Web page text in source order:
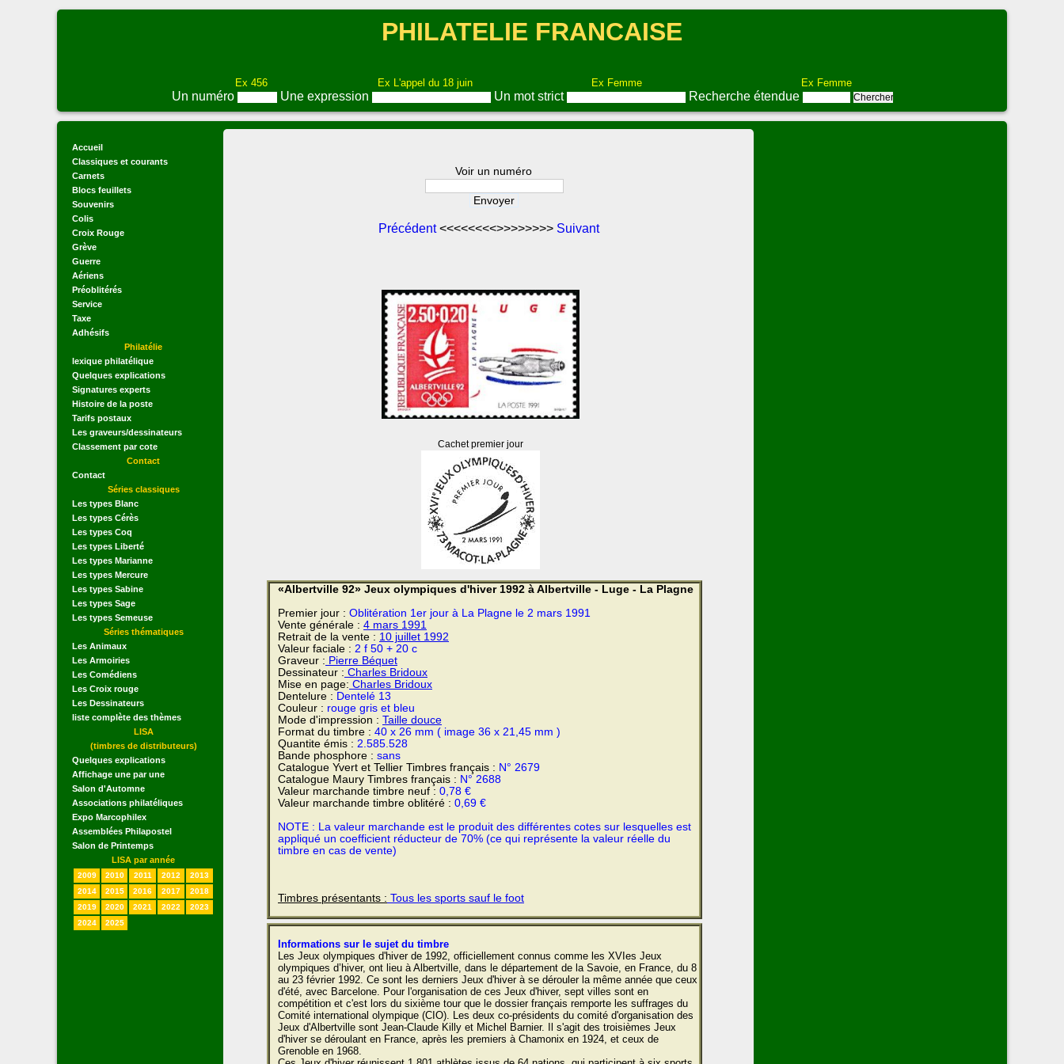
PHILATELIE FRANCAISE
Ex 456 Ex L'appel du 18 juin Ex Femme Ex Femme
Un numéro Une expression Un mot strict Recherche étendue
Accueil
Classiques et courants
Carnets
Blocs feuillets
Souvenirs
Colis
Croix Rouge
Grève
Guerre
Aériens
Préoblitérés
Service
Taxe
Adhésifs
Philatélie
lexique philatélique
Quelques explications
Signatures experts
Histoire de la poste
Tarifs postaux
Les graveurs/dessinateurs
Classement par cote
Contact
Contact
Séries classiques
Les types Blanc
Les types Cérès
Les types Coq
Les types Liberté
Les types Marianne
Les types Mercure
Les types Sabine
Les types Sage
Les types Semeuse
Séries thématiques
Les Animaux
Les Armoiries
Les Comédiens
Les Croix rouge
Les Dessinateurs
liste complète des thèmes
LISA
(timbres de distributeurs)
Quelques explications
Affichage une par une
Salon d'Automne
Associations philatéliques
Expo Marcophilex
Assemblées Philapostel
Salon de Printemps
LISA par année
2009 2010 2011 2012
2013
2014
2015 2016 2017
2018
2019
2020 2021 2022
2023
2024
2025
Voir un numéro
Précédent<<<<<<<<>>>>>>>> Suivant
Cachet premier jour
«Albertville 92» Jeux olympiques d'hiver 1992 à Albertville - Luge - La Plagne
Premier jour : Oblitération 1er jour à La Plagne le 2 mars 1991
Vente générale : 4 mars 1991
Retrait de la vente : 10 juillet 1992
Valeur faciale : 2 f 50 + 20 c
Graveur : Pierre Béquet
Dessinateur : Charles Bridoux
Mise en page: Charles Bridoux
Dentelure : Dentelé 13
Couleur : rouge gris et bleu
Mode d'impression : Taille douce
Format du timbre : 40 x 26 mm ( image 36 x 21,45 mm )
Quantite émis : 2.585.528
Bande phosphore : sans
Catalogue Yvert et Tellier Timbres français : N° 2679
Catalogue Maury Timbres français : N° 2688
Valeur marchande timbre neuf : 0,78 €
Valeur marchande timbre oblitéré : 0,69 €
NOTE : La valeur marchande est le produit des différentes cotes sur lesquelles est
appliqué un coefficient réducteur de 70% (ce qui représente la valeur réelle du
timbre en cas de vente)
Timbres présentants : Tous les sports sauf le foot
Informations sur le sujet du timbre
Les Jeux olympiques d'hiver de 1992, officiellement connus comme les XVIes Jeux
olympiques d’hiver, ont lieu à Albertville, dans le département de la Savoie, en France, du 8
au 23 février 1992. Ce sont les derniers Jeux d'hiver à se dérouler la même année que ceux
d'été, avec Barcelone. Pour l'organisation de ces Jeux d'hiver, sept villes sont en
compétition et c'est lors du sixième tour que le dossier français remporte les suffrages du
Comité international olympique (CIO). Les deux co-présidents du comité d'organisation des
Jeux d'Albertville sont Jean-Claude Killy et Michel Barnier. Il s'agit des troisièmes Jeux
d'hiver se déroulant en France, après les premiers à Chamonix en 1924, et ceux de
Grenoble en 1968.